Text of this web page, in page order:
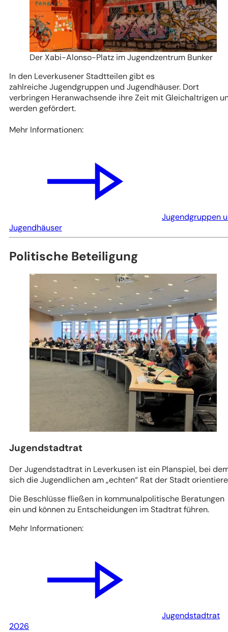
Der Xabi-Alonso-Platz im Jugendzentrum Bunker
In den Leverkusener Stadtteilen gibt es
zahlreiche Jugendgruppen und Jugendhäuser. Dort
verbringen Heranwachsende ihre Zeit mit Gleichaltrigen
werden gefördert.
Mehr Informationen:
Jugendgruppen
Jugendhäuser
Politische Beteiligung
Jugendstadtrat
Der Jugendstadtrat in Leverkusen ist ein Planspiel, bei
sich die Jugendlichen am „echten“ Rat der Stadt
Die Beschlüsse fließen in kommunalpolitische Beratungen
ein und können zu Entscheidungen im Stadtrat führen.
Mehr Informationen:
Jugendstadtrat
2026